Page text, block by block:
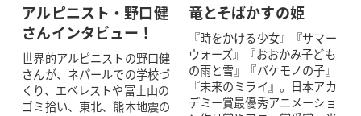
アルピニスト・野口健
さんインタビュー！
世界的アルピニストの野口健
さんが、ネパールでの学校づ
くり、エベレストや富士山の
ゴミ拾い、東北、熊本地震の
竜とそばかすの姫
『時をかける少女』『サマー
ウォーズ』『おおかみ子ども
の雨と雪』『バケモノの子』
『未来のミライ』。日本アカ
デミー賞最優秀アニメーショ